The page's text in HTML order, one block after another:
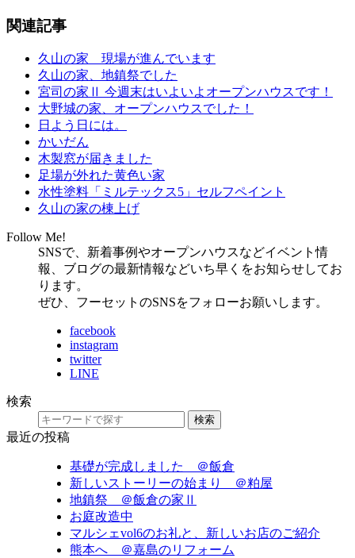
関連記事
久山の家 現場が進んでいます
久山の家、地鎮祭でした
宮司の家Ⅱ 今週末はいよいよオープンハウスです！
大野城の家、オープンハウスでした！
日よう日には。
かいだん
木製窓が届きました
足場が外れた黄色い家
水性塗料「ミルテックス5」セルフペイント
久山の家の棟上げ
Follow Me!
SNSで、新着事例やオープンハウスなどイベント情
報、ブログの最新情報などいち早くをお知らせしてお
ります。
ぜひ、フーセットのSNSをフォローお願いします。
facebook
instagram
twitter
LINE
検索
検索
最近の投稿
基礎が完成しました ＠飯倉
新しいストーリーの始まり ＠粕屋
地鎮祭 ＠飯倉の家Ⅱ
お庭改造中
マルシェvol6のお礼と、新しいお店のご紹介
熊本へ ＠嘉島のリフォーム